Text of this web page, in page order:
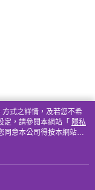
式之詳情，及若您不希
定，請參閱本網站「 隱私
同意本公司得按本網站使